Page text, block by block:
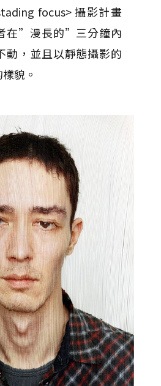
focus> 攝影計畫
在”漫長的”三分鐘內
動，並且以靜態攝影的
貌。